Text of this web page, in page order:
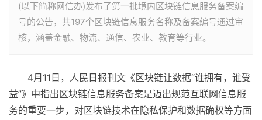
(以下简称网信办)发布了第一批境内区块链信息服务备案编
号的公告，共197个区块链信息服务名称及备案编号通过审
核，涵盖金融、物流、通信、农业、教育等行业。
4月11日，人民日报刊文《区块链让数据“谁拥有，谁受
益”》中指出区块链信息服务备案是迈出规范互联网信息服
务的重要一步，对区块链技术在隐私保护和数据确权等方面